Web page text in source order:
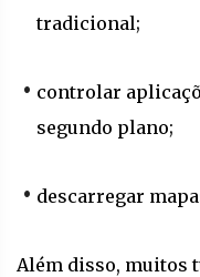
tradicional;
controlar
segundo plano;
descarregar
Além disso, muitos